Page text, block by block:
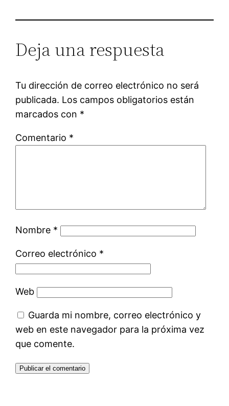
Deja una respuesta
Tu dirección de correo electrónico no será
publicada. Los campos obligatorios están
marcados con *
Comentario *
Nombre *
Correo electrónico *
Web
Guarda mi nombre, correo electrónico y
web en este navegador para la próxima vez
que comente.